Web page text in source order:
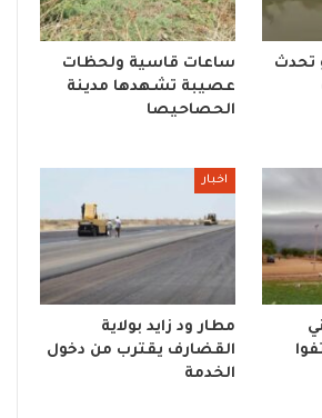
تحدث
ساعات قاسية ولحظات
عصيبة تشهدها مدينة
الحصاحيصا
اخبار
مطار ود زايد بولاية
القضارف يقترب من دخول
الخدمة